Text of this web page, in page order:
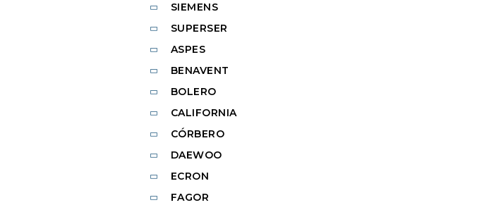
SIEMENS
SUPERSER
ASPES
BENAVENT
BOLERO
CALIFORNIA
CÓRBERO
DAEWOO
ECRON
FAGOR